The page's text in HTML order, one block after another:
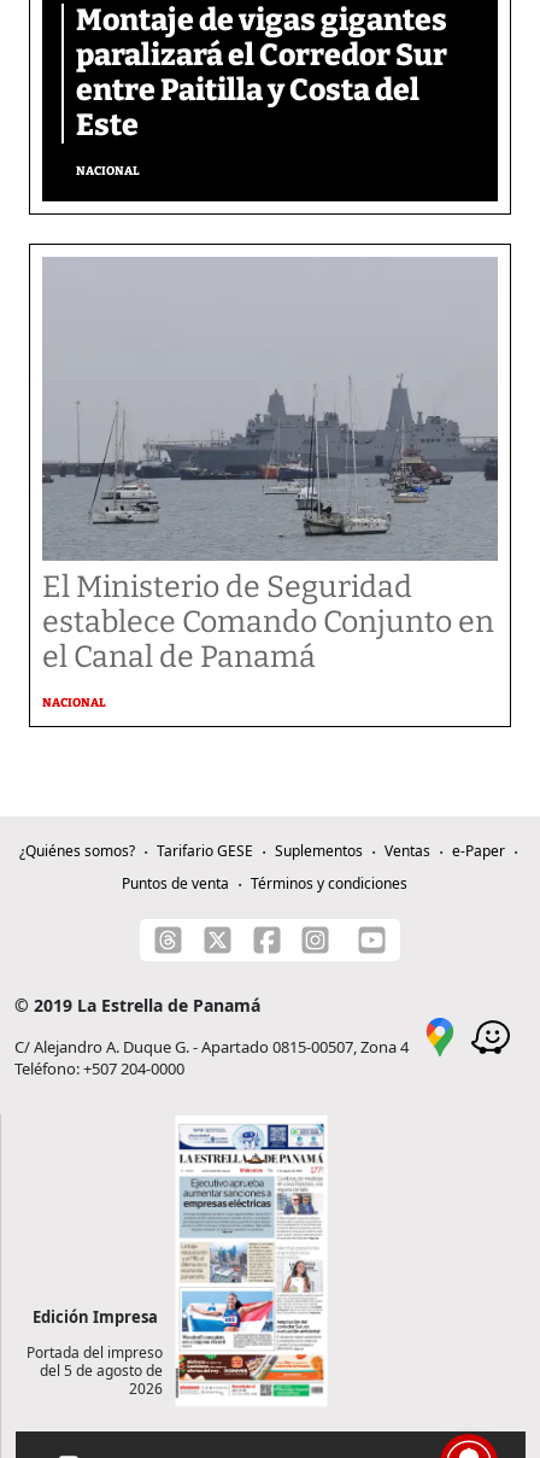
Montaje de vigas gigantes
paralizará el Corredor Sur
entre Paitilla y Costa del
Este
NACIONAL
El Ministerio de Seguridad
establece Comando Conjunto en
el Canal de Panamá
NACIONAL
¿Quiénes somos? Tarifario GESE Suplementos Ventas
e-Paper
Puntos de venta
Términos y condiciones
© 2019 La Estrella de Panamá
C/ Alejandro A. Duque G. - Apartado 0815-00507, Zona 4
Teléfono: +507 204-0000
Edición Impresa
Portada del impreso
del 5 de agosto de
2026